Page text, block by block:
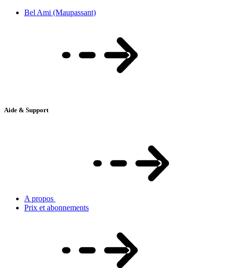
Bel Ami (Maupassant)
Aide & Support
A propos
Prix et abonnements